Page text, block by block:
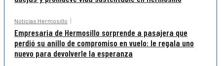
Noticias Hermosillo
Empresaria de Hermosillo sorprende a pasajera que
perdió su anillo de compromiso en vuelo: le regala uno
nuevo para devolverle la esperanza